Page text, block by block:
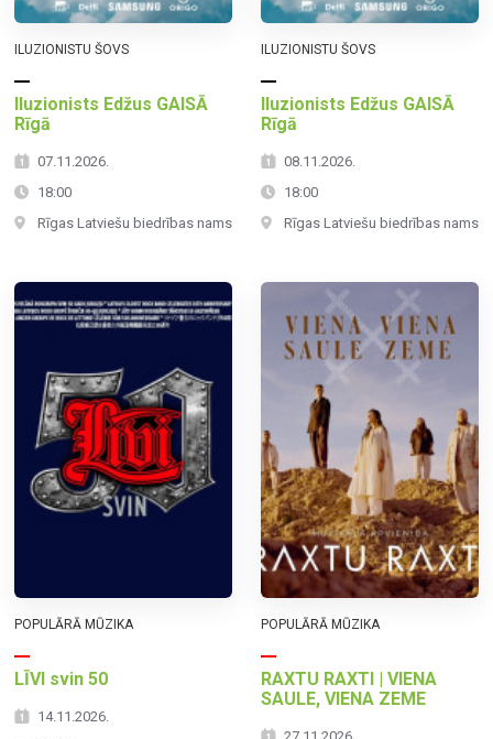
ILUZIONISTU ŠOVS
Iluzionists Edžus GAISĀ
Rīgā
07.11.2026.
18:00
Rīgas Latviešu biedrības nams
ILUZIONISTU ŠOVS
Iluzionists Edžus GAISĀ
Rīgā
08.11.2026.
18:00
Rīgas Latviešu biedrības nams
POPULĀRĀ MŪZIKA
LĪVI svin 50
14.11.2026.
POPULĀRĀ MŪZIKA
RAXTU RAXTI | VIENA
SAULE, VIENA ZEME